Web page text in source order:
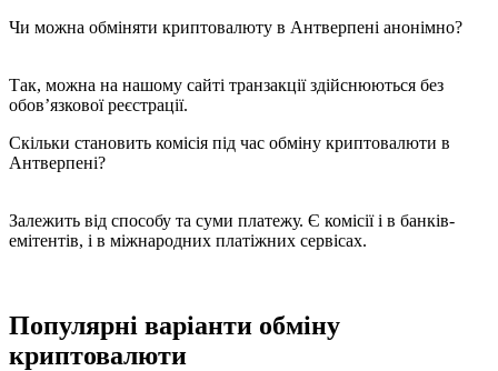
Чи можна обміняти криптовалюту в Антверпені анонімно?
Так, можна на нашому сайті транзакції здійснюються без
обов’язкової реєстрації.
Скільки становить комісія під час обміну криптовалюти в
Антверпені?
Залежить від способу та суми платежу. Є комісії і в банків-
емітентів, і в міжнародних платіжних сервісах.
Популярні варіанти обміну
криптовалюти